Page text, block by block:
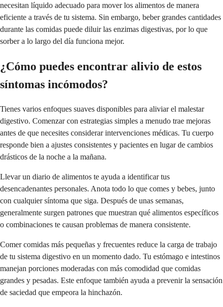
necesitan líquido adecuado para mover los alimentos de manera
eficiente a través de tu sistema. Sin embargo, beber grandes cantidades
durante las comidas puede diluir las enzimas digestivas, por lo que
sorber a lo largo del día funciona mejor.
¿Cómo puedes encontrar alivio de estos
síntomas incómodos?
Tienes varios enfoques suaves disponibles para aliviar el malestar
digestivo. Comenzar con estrategias simples a menudo trae mejoras
antes de que necesites considerar intervenciones médicas. Tu cuerpo
responde bien a ajustes consistentes y pacientes en lugar de cambios
drásticos de la noche a la mañana.
Llevar un diario de alimentos te ayuda a identificar tus
desencadenantes personales. Anota todo lo que comes y bebes, junto
con cualquier síntoma que siga. Después de unas semanas,
generalmente surgen patrones que muestran qué alimentos específicos
o combinaciones te causan problemas de manera consistente.
Comer comidas más pequeñas y frecuentes reduce la carga de trabajo
de tu sistema digestivo en un momento dado. Tu estómago e intestinos
manejan porciones moderadas con más comodidad que comidas
grandes y pesadas. Este enfoque también ayuda a prevenir la sensación
de saciedad que empeora la hinchazón.